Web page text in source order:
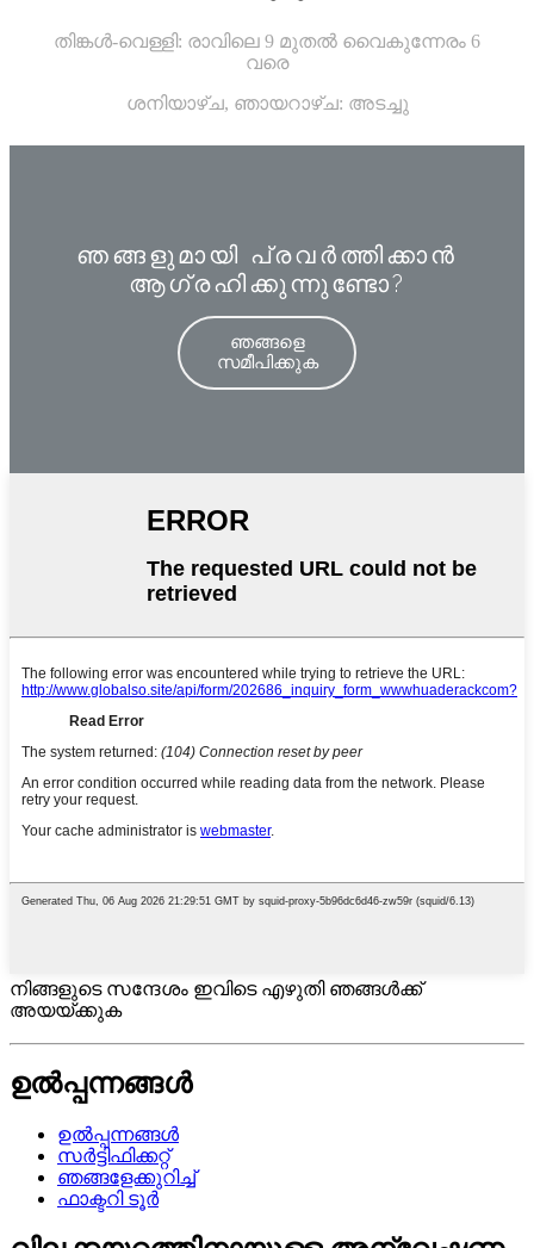
തിങ്കൾ-വെള്ളി: രാവിലെ 9 മുതൽ വൈകുന്നേരം 6
വരെ
ശനിയാഴ്ച, ഞായറാഴ്ച: അടച്ചു
ഞങ്ങളുമായി പ്രവർത്തിക്കാൻ
ആഗ്രഹിക്കുന്നുണ്ടോ?
ഞങ്ങളെ
സമീപിക്കുക
നിങ്ങളുടെ സന്ദേശം ഇവിടെ എഴുതി ഞങ്ങൾക്ക്
അയയ്ക്കുക
ഉൽപ്പന്നങ്ങൾ
ഉൽപ്പന്നങ്ങൾ
സർട്ടിഫിക്കറ്റ്
ഞങ്ങളേക്കുറിച്ച്
ഫാക്ടറി ടൂർ